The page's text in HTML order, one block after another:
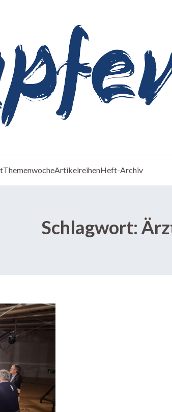
ThemenwocheArtikelreihenHeft-Archiv
Schlagwort: